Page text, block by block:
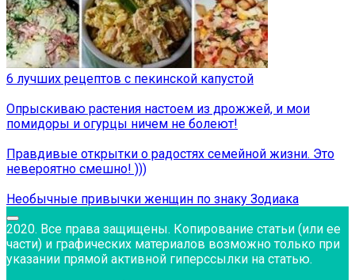
6 лучших рецептов с пекинской капустой
Опрыскиваю растения настоем из дрожжей, и мои
помидоры и огурцы ничем не болеют!
Правдивые открытки о радостях семейной жизни. Это
невероятно смешно! )))
Необычные привычки женщин по знаку Зодиака
2020. Все права защищены. Копирование статьи (или ее
части) и графических материалов возможно только при
указании прямой активной гиперссылки на статью.